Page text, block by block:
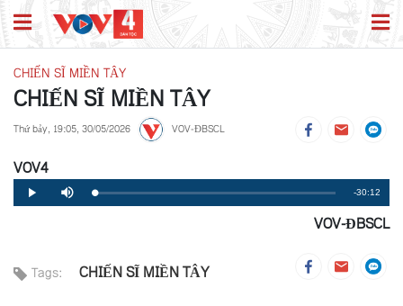
CHIẾN SĨ MIỀN TÂY
CHIẾN SĨ MIỀN TÂY
Thứ bảy, 19:05, 30/05/2026 VOV-ĐBSCL
VOV4
Play Mute Loaded:
0%
Progress:
0%
Remaining
Time
-30:12
VOV-ĐBSCL
Tags: CHIẾN SĨ MIỀN TÂY